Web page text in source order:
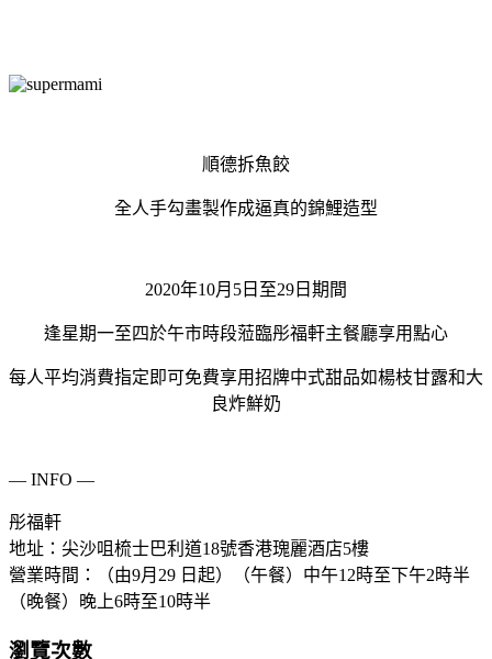
順德拆魚餃
全人手勾畫製作成逼真的錦鯉造型
2020年10月5日至29日期間
逢星期一至四於午市時段蒞臨彤福軒主餐廳享用點心
每人平均消費指定即可免費享用招牌中式甜品如楊枝甘露和大
良炸鮮奶
— INFO —
彤福軒
地址：尖沙咀梳士巴利道18號香港瑰麗酒店5樓
營業時間：（由9月29 日起）（午餐）中午12時至下午2時半
（晚餐）晚上6時至10時半
瀏覽次數